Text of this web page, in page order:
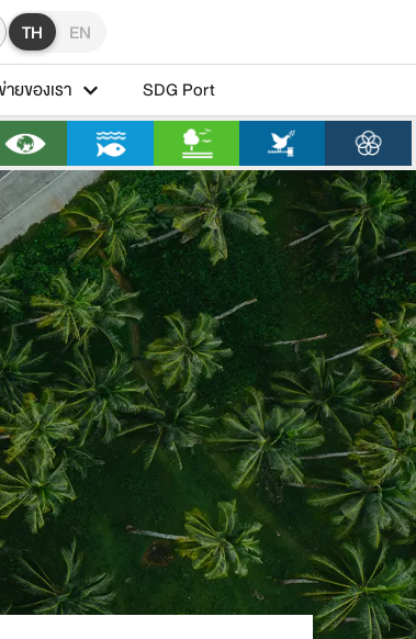
TH EN
ายของเรา SDG Port